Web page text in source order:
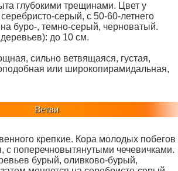
глубокими трещинами. Цвет у
серый, с 50-60-летнего
буро-, темно-серый, черноватый.
до 10 см.
сильно ветвящаяся, густая,
или широкопирамидальная,
Ветви
крепкие. Кора молодых побегов
с поперечновытянутыми чечевичками.
бурый, оливково-бурый,